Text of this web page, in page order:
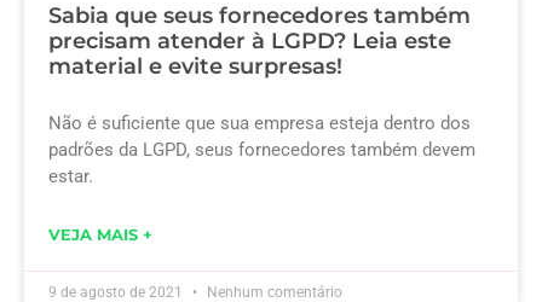
Sabia que seus fornecedores também
precisam atender à LGPD? Leia este
material e evite surpresas!
Não é suficiente que sua empresa esteja dentro dos
padrões da LGPD, seus fornecedores também devem
estar.
VEJA MAIS +
9 de agosto de 2021 Nenhum comentário